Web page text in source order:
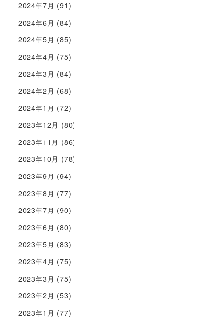
2024年7月 (91)
2024年6月 (84)
2024年5月 (85)
2024年4月 (75)
2024年3月 (84)
2024年2月 (68)
2024年1月 (72)
2023年12月 (80)
2023年11月 (86)
2023年10月 (78)
2023年9月 (94)
2023年8月 (77)
2023年7月 (90)
2023年6月 (80)
2023年5月 (83)
2023年4月 (75)
2023年3月 (75)
2023年2月 (53)
2023年1月 (77)